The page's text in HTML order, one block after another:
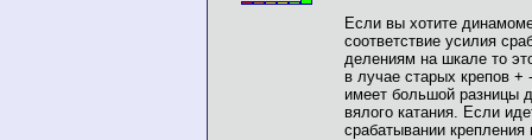
Если вы хотите
соответствие усилия
делениям на шкале то
в лучае старых крепов +
имеет большой разницы
вялого катания. Если
срабатывании